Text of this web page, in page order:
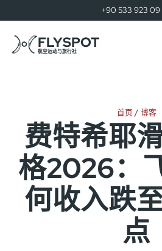
+90 533 923 09
FLYSPOT
航空运动与旅行社
首页 博客
费特希耶
格2026：
何收入跌
点